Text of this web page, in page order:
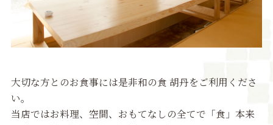
大切な方とのお食事には是非和の食 胡丹をご利用くださ
い。
当店ではお料理、空間、おもてなしの全てで「食」本来